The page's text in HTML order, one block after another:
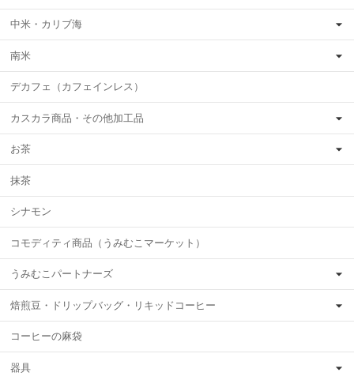
中米・カリブ海
南米
デカフェ（カフェインレス）
カスカラ商品・その他加工品
お茶
抹茶
シナモン
コモディティ商品（うみむこマーケット）
うみむこパートナーズ
焙煎豆・ドリップバッグ・リキッドコーヒー
コーヒーの麻袋
器具